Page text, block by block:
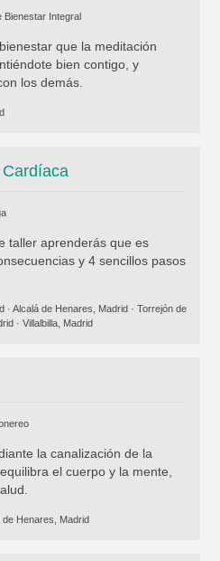
Bienestar Integral
que la meditación
bien contigo, y
los demás.
taller aprenderás que es
y 4 sencillos pasos
· Alcalá de Henares, Madrid· Torrejón de
· Villalbilla, Madrid
la canalización de la
el cuerpo y la mente,
de Henares, Madrid